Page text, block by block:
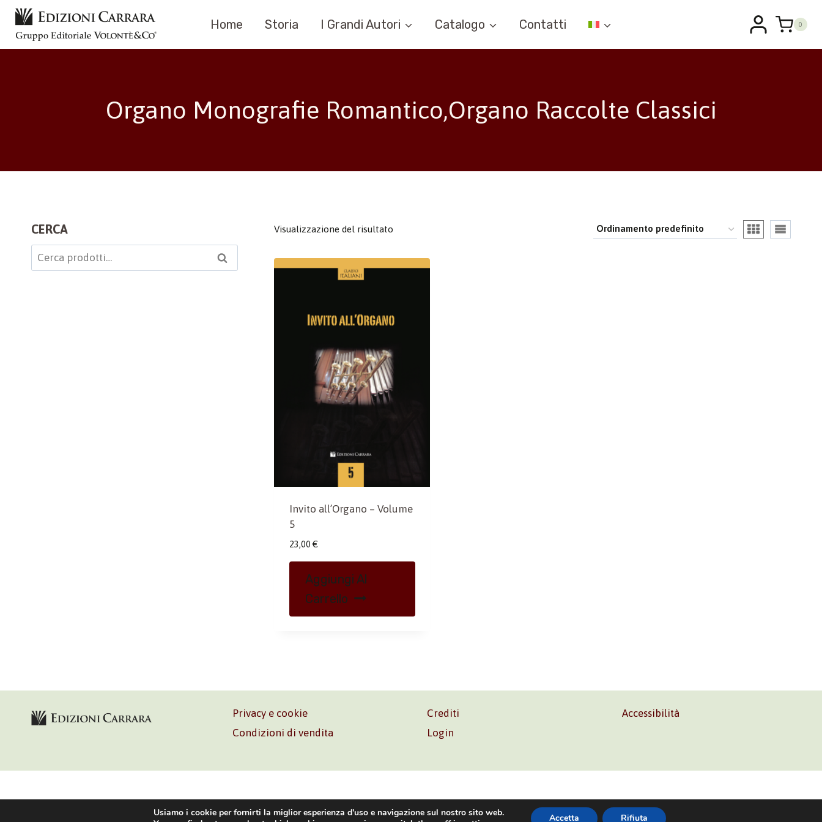
Salta
contenuto
Home Storia I Grandi Autori Catalogo Contatti 0
Organo Monografie Romantico,Organo Raccolte Classici
Visualizzazione del risultato
Invito all’Organo – Volume
5
23,00 €
Aggiungi Al
Carrello
CERCA
Cerca: Cerca
Privacy e cookie
Condizioni di vendita
Crediti
Login
Accessibilità
Usiamo i cookie per fornirti la miglior esperienza d'uso e navigazione sul nostro sito web.
Accetta Rifiuta